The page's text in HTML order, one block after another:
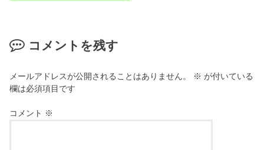
コメントを残す
メールアドレスが公開されることはありません。 ※ が付いている
欄は必須項目です
コメント ※